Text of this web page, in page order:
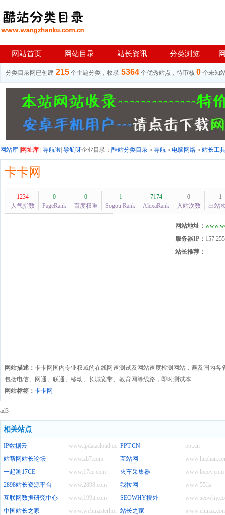
网站首页 网站目录 站长资讯 分类浏览
分类目录网已创建 215 个主题分类，收录 5364 个优秀站点，待审核 0 个未知
网站库 网址库 导航啦 导航呀企业目录： 酷站分类目录 » 导航 » 电脑网络 » 站长工
卡卡网
1234
人气指数
0
PageRank
0
百度权重
1
Sogou Rank
7174
AlexaRank
0
入站次数
1
出站
网站地址：
服务器IP：
站长推荐：
网站描述： 卡卡网国内专业权威的在线网速测试及网站速度检测网站，遍及国内
包括电信、网通、联通、移动、长城宽带、教育网等线路，即时测试本...
网站标签： 卡卡网
ad3
相关站点
www.ipdatacloud.com
IP数据云 ppt.cn
PPT.CN
www.zb7.com
站帮网站长论坛
互站网
www.17ce.com
一起测17CE www.locoy.com
火车采集器
www.2898.com
2898站长资源平台 www.55.la
我拉网
www.199it.com
互联网数据研究中心
SEOWHY搜外
www.webmasterhome.cn
中国站长之家
站长之家